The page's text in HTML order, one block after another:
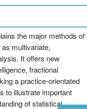
the major methods of
multivariate,
It offers new
fractional
a practice-orientated
to illustrate important
of statistical